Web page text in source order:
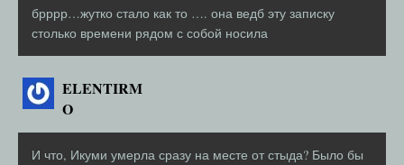
брррр…жутко стало как то …. она ведб эту записку
столько времени рядом с собой носила
ELENTIRM
O
И что, Икуми умерла сразу на месте от стыда? Было бы